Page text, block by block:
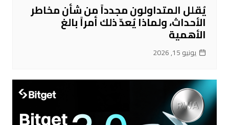
يُقلل المتداولون مجدداً من شأن مخاطر
الأحداث، ولماذا يُعدّ ذلك أمراً بالغ
الأهمية
يونيو 15, 2026